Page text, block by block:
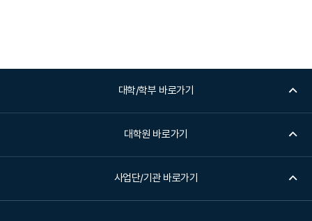
대학/학부 바로가기
대학원 바로가기
사업단/기관 바로가기